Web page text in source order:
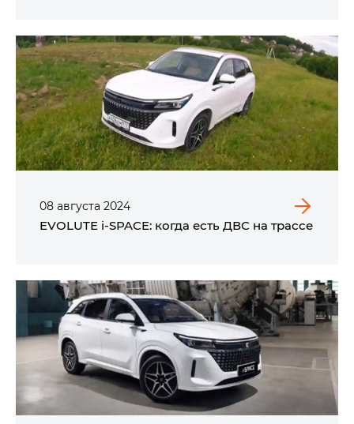
08 августа 2024
EVOLUTE i‑SPACE: когда есть ДВС на трассе